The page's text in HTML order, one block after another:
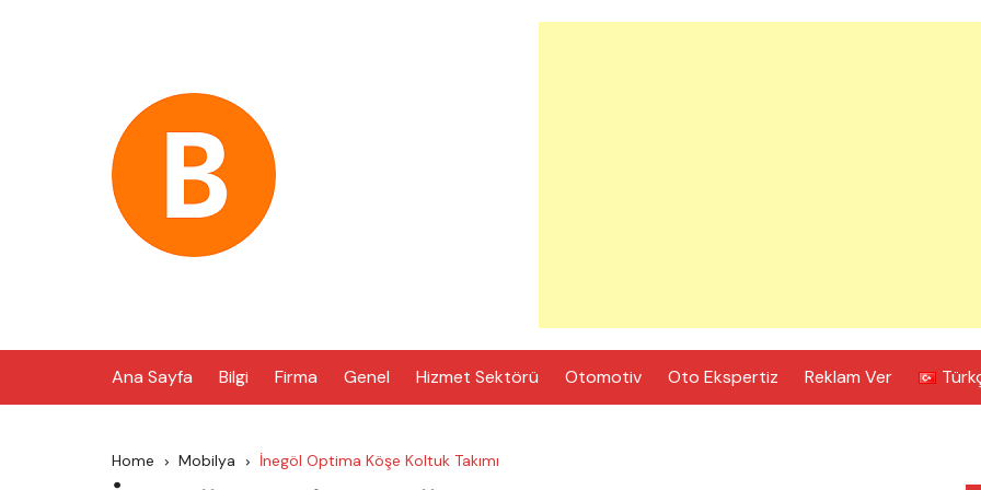
Ana Sayfa Bilgi Firma Genel Hizmet Sektörü Otomotiv Oto Ekspertiz Reklam Ver
Home Mobilya İnegöl Optima Köşe Koltuk Takımı